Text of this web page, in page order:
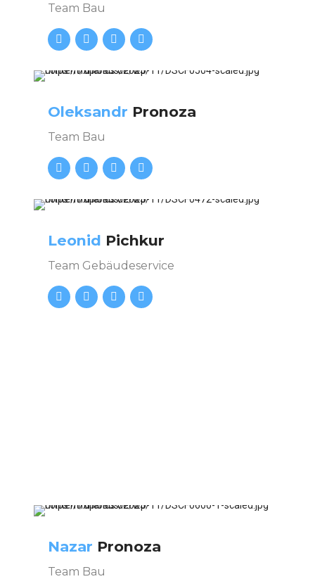
Team Bau
Oleksandr Pronoza
Team Bau
Leonid Pichkur
Team Gebäudeservice
Nazar Pronoza
Team Bau